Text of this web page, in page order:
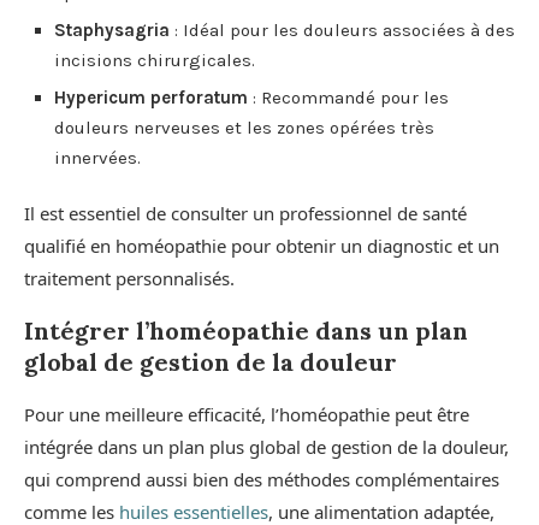
Staphysagria : Idéal pour les douleurs associées à des
incisions chirurgicales.
Hypericum perforatum : Recommandé pour les
douleurs nerveuses et les zones opérées très
innervées.
Il est essentiel de consulter un professionnel de santé
qualifié en homéopathie pour obtenir un diagnostic et un
traitement personnalisés.
Intégrer l’homéopathie dans un plan
global de gestion de la douleur
Pour une meilleure efficacité, l’homéopathie peut être
intégrée dans un plan plus global de gestion de la douleur,
qui comprend aussi bien des méthodes complémentaires
comme les huiles essentielles, une alimentation adaptée,